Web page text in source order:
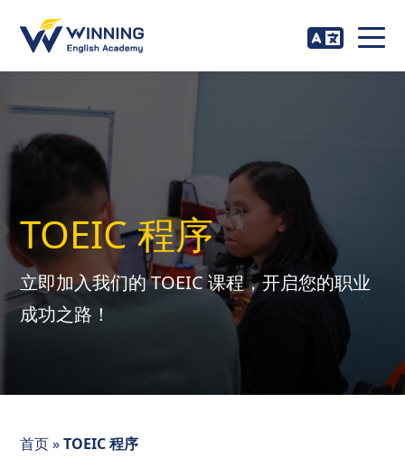
TOEIC 程序
立即加入我们的 TOEIC 课程，开启您的职业
成功之路！
首页»TOEIC 程序